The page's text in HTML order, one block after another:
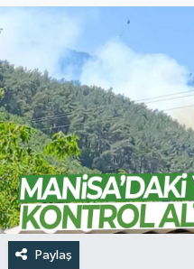
Paylaş
Spor
Türkiye
Yaşam